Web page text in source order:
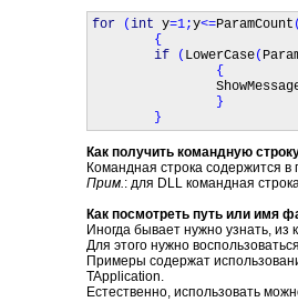
for (int y=1;y<=ParamCount
{
if
( LowerCase(
{
}
Как получить командную
Командная строка содержится
Прим.: для DLL командная
Как посмотреть путь или имя
Иногда бывает нужно узнать,
Для этого нужно
Примеры содержат
TApplication.
Естественно, использовать